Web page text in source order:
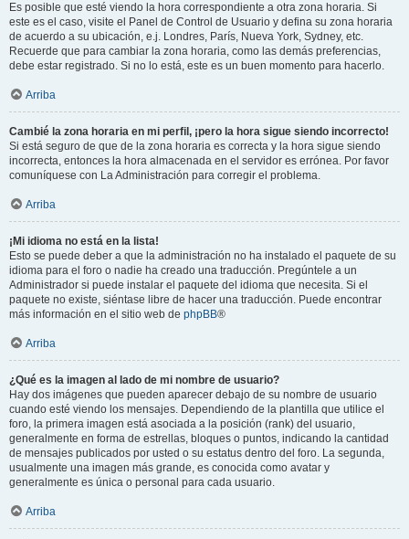
Es posible que esté viendo la hora correspondiente a otra zona horaria. Si
este es el caso, visite el Panel de Control de Usuario y defina su zona horaria
de acuerdo a su ubicación, e.j. Londres, París, Nueva York, Sydney, etc.
Recuerde que para cambiar la zona horaria, como las demás preferencias,
debe estar registrado. Si no lo está, este es un buen momento para hacerlo.
Arriba
Cambié la zona horaria en mi perfil, ¡pero la hora sigue siendo incorrecto!
Si está seguro de que de la zona horaria es correcta y la hora sigue siendo
incorrecta, entonces la hora almacenada en el servidor es errónea. Por favor
comuníquese con La Administración para corregir el problema.
Arriba
¡Mi idioma no está en la lista!
Esto se puede deber a que la administración no ha instalado el paquete de su
idioma para el foro o nadie ha creado una traducción. Pregúntele a un
Administrador si puede instalar el paquete del idioma que necesita. Si el
paquete no existe, siéntase libre de hacer una traducción. Puede encontrar
más información en el sitio web de phpBB®
Arriba
¿Qué es la imagen al lado de mi nombre de usuario?
Hay dos imágenes que pueden aparecer debajo de su nombre de usuario
cuando esté viendo los mensajes. Dependiendo de la plantilla que utilice el
foro, la primera imagen está asociada a la posición (rank) del usuario,
generalmente en forma de estrellas, bloques o puntos, indicando la cantidad
de mensajes publicados por usted o su estatus dentro del foro. La segunda,
usualmente una imagen más grande, es conocida como avatar y
generalmente es única o personal para cada usuario.
Arriba